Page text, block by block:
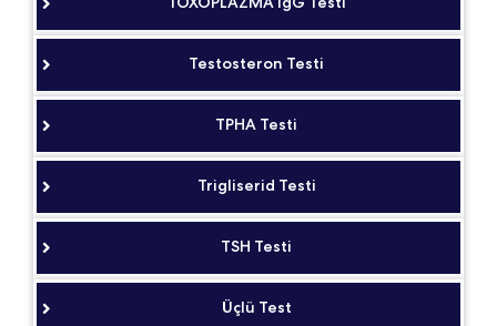
Testosteron Testi
TPHA Testi
Trigliserid Testi
TSH Testi
Üçlü Test